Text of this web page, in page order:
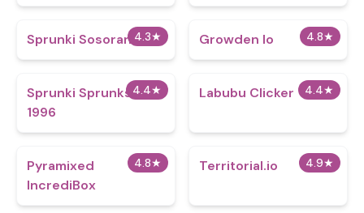
4.3★
Sprunki Sosoranki 4.8★
Growden Io
4.4★
Sprunki Sprunksters
1996
4.4★
Labubu Clicker
4.8★
Pyramixed
IncrediBox
4.9★
Territorial.io